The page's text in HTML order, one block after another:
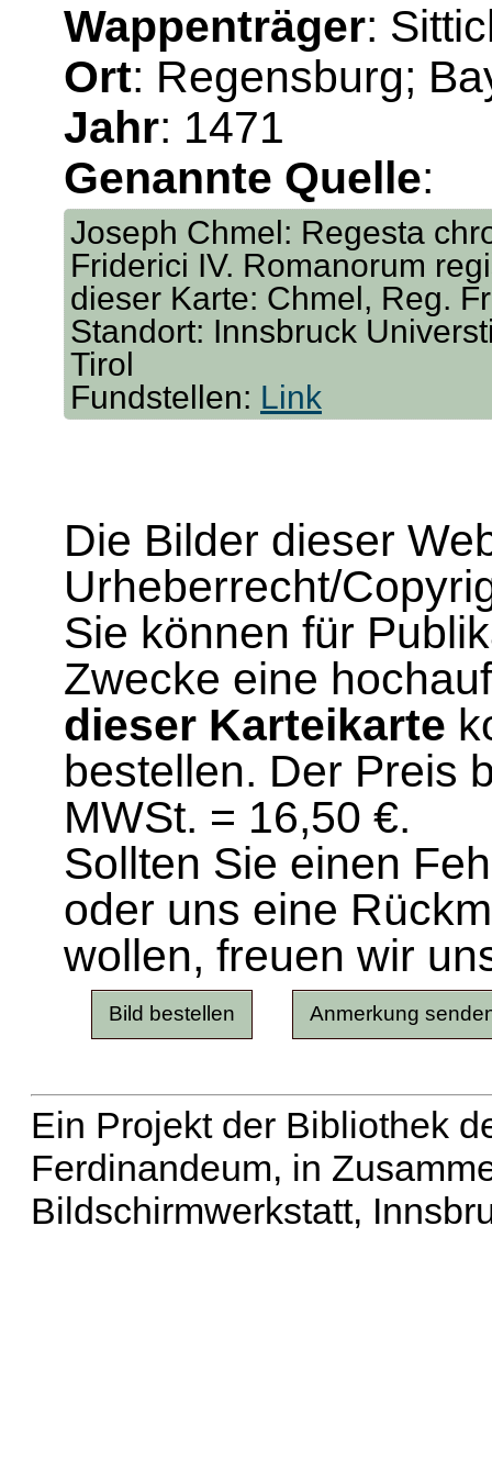
Wappenträger:
Ort: Regensburg;
Jahr: 1471
Genannte Quelle:
Joseph Chmel: Regesta
Friderici IV. Romanorum
dieser Karte: Chmel, Reg.
Standort: Innsbruck
Tirol
Fundstellen: Link
Die Bilder dieser
Urheberrecht/
Sie können für
Zwecke eine
dieser Karteikarte
bestellen. Der Preis
MWSt. = 16,50 €.
Sollten Sie einen
oder uns eine
wollen, freuen wir
Ein Projekt der Bibliothek
Ferdinandeum, in
Bildschirmwerkstatt,